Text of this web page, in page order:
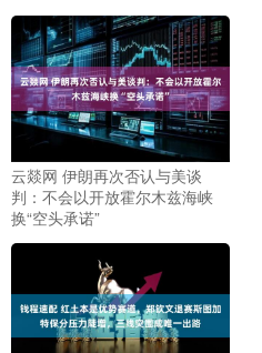
云燚网 伊朗再次否认与美谈
判：不会以开放霍尔木兹海峡
换“空头承诺”